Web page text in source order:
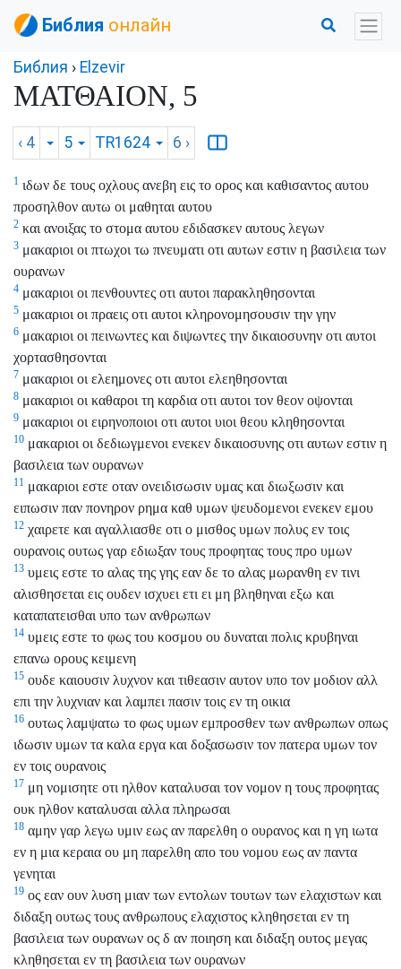
Библия онлайн
Библия › Elzevir
ΜΑΤΘΑΙΟΝ, 5
‹ 4 5 TR1624 6 ›
1 ιδων δε τους οχλους ανεβη εις το ορος και καθισαντος αυτου
προσηλθον αυτω οι μαθηται αυτου
2 και ανοιξας το στομα αυτου εδιδασκεν αυτους λεγων
3 μακαριοι οι πτωχοι τω πνευματι οτι αυτων εστιν η βασιλεια των
ουρανων
4 μακαριοι οι πενθουντες οτι αυτοι παρακληθησονται
5 μακαριοι οι πραεις οτι αυτοι κληρονομησουσιν την γην
6 μακαριοι οι πεινωντες και διψωντες την δικαιοσυνην οτι αυτοι
χορτασθησονται
7 μακαριοι οι ελεημονες οτι αυτοι ελεηθησονται
8 μακαριοι οι καθαροι τη καρδια οτι αυτοι τον θεον οψονται
9 μακαριοι οι ειρηνοποιοι οτι αυτοι υιοι θεου κληθησονται
10 μακαριοι οι δεδιωγμενοι ενεκεν δικαιοσυνης οτι αυτων εστιν η
βασιλεια των ουρανων
11 μακαριοι εστε οταν ονειδισωσιν υμας και διωξωσιν και
ειπωσιν παν πονηρον ρημα καθ υμων ψευδομενοι ενεκεν εμου
12 χαιρετε και αγαλλιασθε οτι ο μισθος υμων πολυς εν τοις
ουρανοις ουτως γαρ εδιωξαν τους προφητας τους προ υμων
13 υμεις εστε το αλας της γης εαν δε το αλας μωρανθη εν τινι
αλισθησεται εις ουδεν ισχυει ετι ει μη βληθηναι εξω και
καταπατεισθαι υπο των ανθρωπων
14 υμεις εστε το φως του κοσμου ου δυναται πολις κρυβηναι
επανω ορους κειμενη
15 ουδε καιουσιν λυχνον και τιθεασιν αυτον υπο τον μοδιον αλλ
επι την λυχνιαν και λαμπει πασιν τοις εν τη οικια
16 ουτως λαμψατω το φως υμων εμπροσθεν των ανθρωπων οπως
ιδωσιν υμων τα καλα εργα και δοξασωσιν τον πατερα υμων τον
εν τοις ουρανοις
17 μη νομισητε οτι ηλθον καταλυσαι τον νομον η τους προφητας
ουκ ηλθον καταλυσαι αλλα πληρωσαι
18 αμην γαρ λεγω υμιν εως αν παρελθη ο ουρανος και η γη ιωτα
εν η μια κεραια ου μη παρελθη απο του νομου εως αν παντα
γενηται
19 ος εαν ουν λυση μιαν των εντολων τουτων των ελαχιστων και
διδαξη ουτως τους ανθρωπους ελαχιστος κληθησεται εν τη
βασιλεια των ουρανων ος δ αν ποιηση και διδαξη ουτος μεγας
κληθησεται εν τη βασιλεια των ουρανων